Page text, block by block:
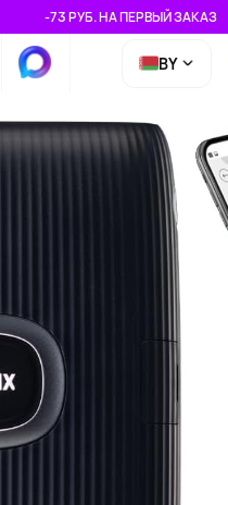
-73 РУБ. НА ПЕРВЫЙ ЗАКАЗ
BY